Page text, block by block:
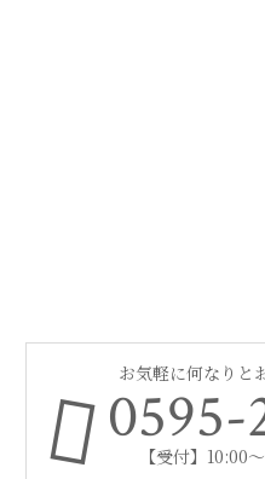
お気軽に何なりと
0595-
【受付】10:00